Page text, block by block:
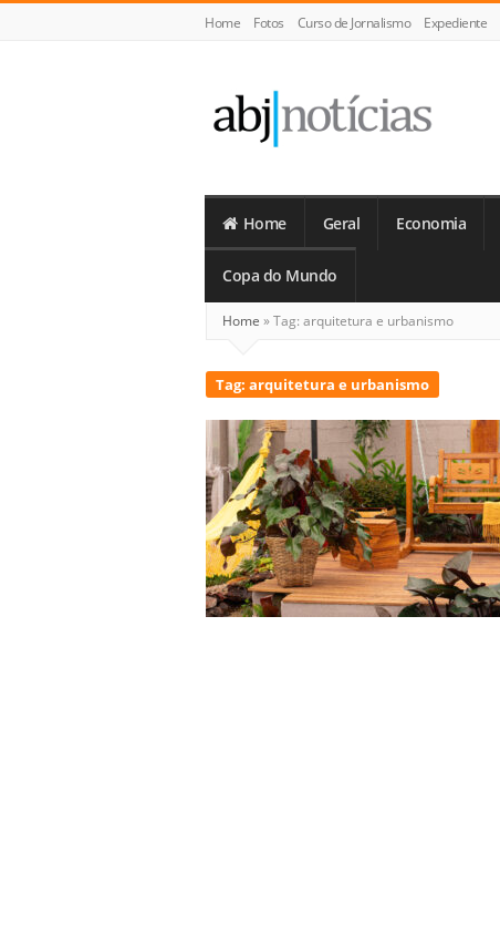
Home Fotos Curso de Jornalismo Expediente
Notícias
Home Geral Economia
Copa do Mundo
Home »Tag: arquitetura e urbanismo
Tag: arquitetura e urbanismo